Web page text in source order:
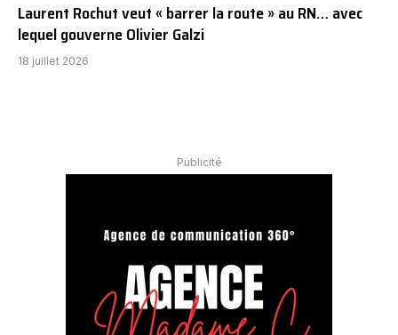
Laurent Rochut veut « barrer la route » au RN… avec
lequel gouverne Olivier Galzi
18 juillet 2026
Publicité